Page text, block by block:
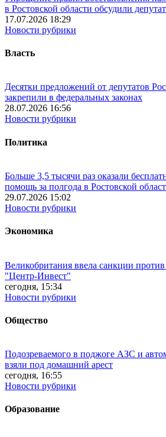
в Ростовской области обсудили
17.07.2026 18:29
Новости рубрики
Власть
Десятки предложений от депутатов
закрепили в федеральных законах
28.07.2026 16:56
Новости рубрики
Политика
Больше 3,5 тысячи раз оказали
помощь за полгода в Ростовской
29.07.2026 15:02
Новости рубрики
Экономика
Великобритания ввела санкции против
"Центр-Инвест"
сегодня, 15:34
Новости рубрики
Общество
Подозреваемого в поджоге АЗС и
взяли под домашний арест
сегодня, 16:55
Новости рубрики
Образование